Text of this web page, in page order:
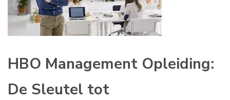
HBO Management Opleiding:
De Sleutel tot